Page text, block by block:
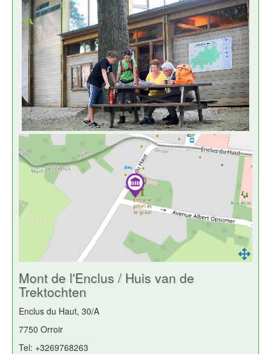
Mont de l'Enclus / Huis van de
Trektochten
Enclus du Haut, 30/A
7750 Orroir
Tel: +3269768263